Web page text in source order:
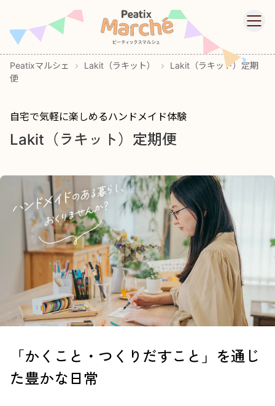
Skip to main content
Peatixマルシェ Lakit（ラキット）
Lakit（ラキット）定期
便
自宅で気軽に楽しめるハンドメイド体験
Lakit（ラキット）定期便
「かくこと・つくりだすこと」を通じ
た豊かな日常